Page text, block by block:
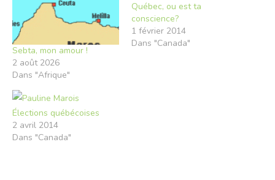
Sebta, mon amour !
2 août 2026
Dans "Afrique"
Québec, ou est ta
conscience?
1 février 2014
Dans "Canada"
Élections québécoises
2 avril 2014
Dans "Canada"